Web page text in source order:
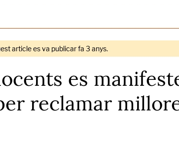
article es va publicar fa 3 anys.
es
reclamar